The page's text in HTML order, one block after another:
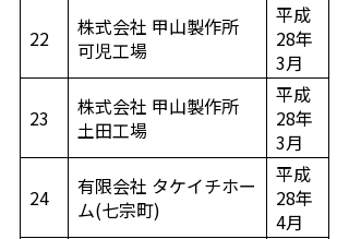
22
株式会社 甲山製作所
可児工場
平成
28年
3月
23
株式会社 甲山製作所
土田工場
平成
28年
3月
24
有限会社 タケイチホー
ム(七宗町)
平成
28年
4月